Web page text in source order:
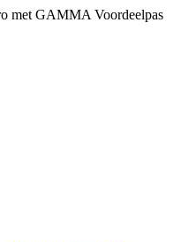
met GAMMA Voordeelpas